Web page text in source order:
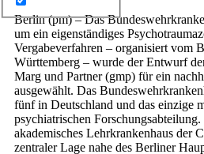
Berlin (pm) – Das
um ein eigenständiges
Vergabeverfahren – organisiert vom
Württemberg – wurde der Entwurf
Marg und Partner (gmp) für ein
ausgewählt. Das
fünf in Deutschland und das einzige
psychiatrischen
akademisches Lehrkrankenhaus der
zentraler Lage nahe des Berliner